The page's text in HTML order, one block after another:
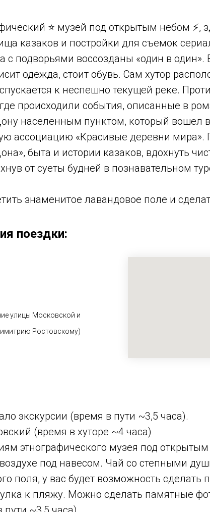
⭐ музей под открытым небом
казаков и постройки для съемок
подворьями воссозданы «один в один».
одежда, стоит обувь. Сам хутор
к неспешно текущей реке.
происходили события, описанные в
населенным пунктом, который вошел
ассоциацию «Красивые деревни мира».
быта и истории казаков, вдохнуть
от суеты будней в познавательном
знаменитое лавандовое поле и
поездки:
улицы Московской и
Ростовскому)
экскурсии (время в пути ~3,5 часа).
(время в хуторе ~4 часа)
этнографического музея под
под навесом. Чай со степными
поля, у вас будет возможность сделать
к пляжу. Можно сделать памятные